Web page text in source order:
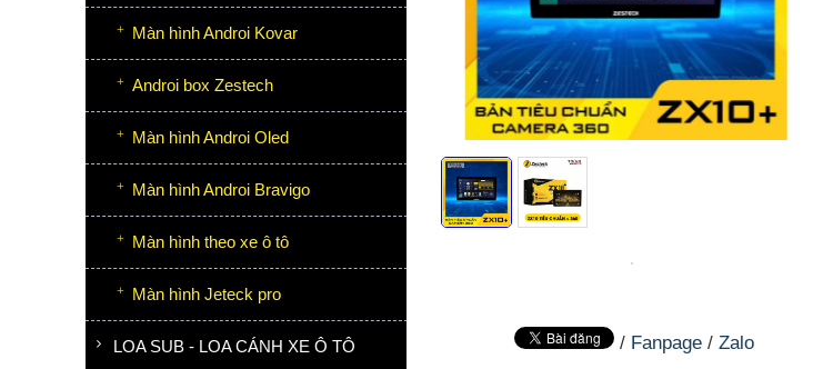
/ Fanpage /Zalo
Màn hình Androi Kovar
Androi box Zestech
Màn hình Androi Oled
Màn hình Androi Bravigo
Màn hình theo xe ô tô
Màn hình Jeteck pro
LOA SUB - LOA CÁNH XE Ô TÔ